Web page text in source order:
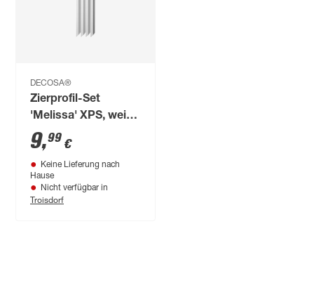
DECOSA®
Zierprofil-Set
'Melissa' XPS, weiß,
45 x 2,5 x 1,3 cm, 4-
teilig
9,99 €
Keine Lieferung nach
Hause
Nicht verfügbar in
Troisdorf